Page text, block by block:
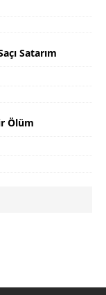
Satarım
Ölüm